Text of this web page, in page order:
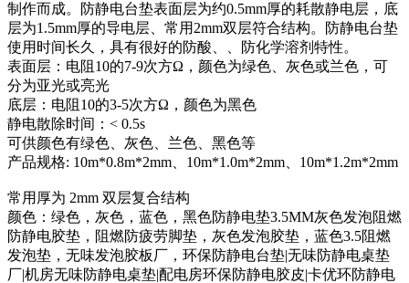
制作而成。防静电台垫表面层为约0.5mm厚的耗散静电层，底
层为1.5mm厚的导电层、常用2mm双层符合结构。防静电台垫
使用时间长久，具有很好的防酸、、防化学溶剂特性。
表面层：电阻10的7-9次方Ω，颜色为绿色、灰色或兰色，可
分为亚光或亮光
底层：电阻10的3-5次方Ω，颜色为黑色
静电散除时间：< 0.5s
可供颜色有绿色、灰色、兰色、黑色等
产品规格: 10m*0.8m*2mm、10m*1.0m*2mm、10m*1.2m*2mm
常用厚为 2mm 双层复合结构
颜色：绿色，灰色，蓝色，黑色防静电垫3.5MM灰色发泡阻燃
防静电胶垫，阻燃防疲劳脚垫，灰色发泡胶垫，蓝色3.5阻燃
发泡垫，无味发泡胶板厂，环保防静电台垫|无味防静电桌垫
厂|机房无味防静电桌垫|配电房环保防静电胶皮|卡优环防静电